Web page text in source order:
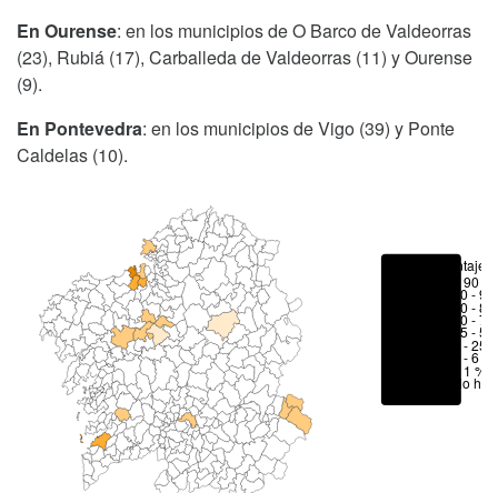
En Ourense: en los municipios de O Barco de Valdeorras
(23), Rubiá (17), Carballeda de Valdeorras (11) y Ourense
(9).
En Pontevedra: en los municipios de Vigo (39) y Ponte
Caldelas (10).
Porcentajes
> 90 %
80 -
70 -
50 -
25 -
6 - 25
1 - 6 %
< 1 %
No hay